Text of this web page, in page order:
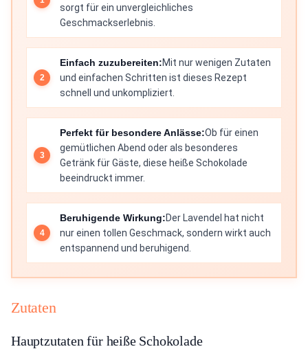
sorgt für ein unvergleichliches
Geschmackserlebnis.
Einfach zuzubereiten:Mit nur wenigen Zutaten
und einfachen Schritten ist dieses Rezept
schnell und unkompliziert.
Perfekt für besondere Anlässe:Ob für einen
gemütlichen Abend oder als besonderes
Getränk für Gäste, diese heiße Schokolade
beeindruckt immer.
Beruhigende Wirkung:Der Lavendel hat nicht
nur einen tollen Geschmack, sondern wirkt auch
entspannend und beruhigend.
Zutaten
Hauptzutaten für heiße Schokolade